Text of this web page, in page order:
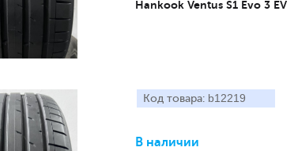
Hankook Ventus S1 Evo 3 EV
Код товара: b12219
В наличии